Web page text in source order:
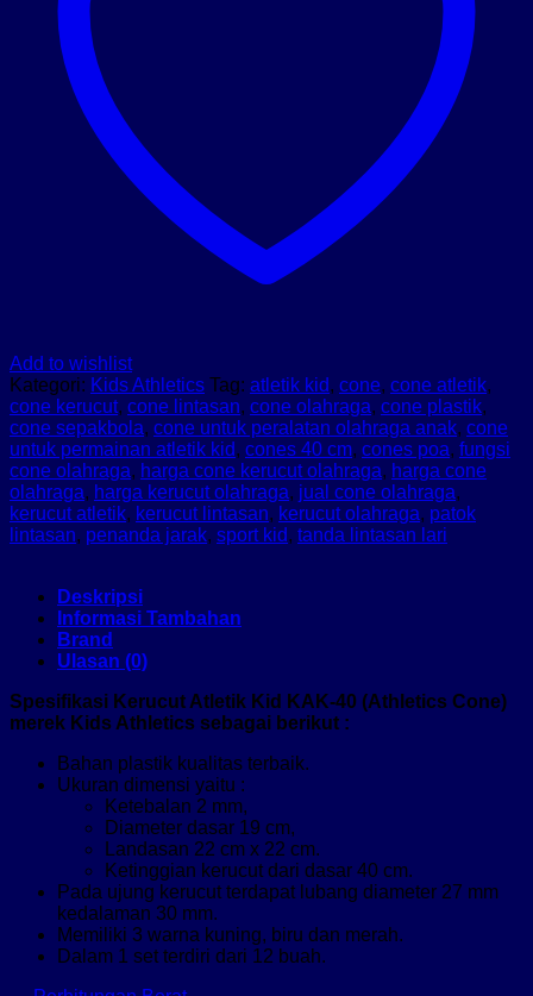
Add to wishlist
Kategori: Kids Athletics Tag: atletik kid, cone, cone atletik,
cone kerucut, cone lintasan, cone olahraga, cone plastik,
cone sepakbola, cone untuk peralatan olahraga anak, cone
untuk permainan atletik kid, cones 40 cm, cones poa, fungsi
cone olahraga, harga cone kerucut olahraga, harga cone
olahraga, harga kerucut olahraga, jual cone olahraga,
kerucut atletik, kerucut lintasan, kerucut olahraga, patok
lintasan, penanda jarak, sport kid, tanda lintasan lari
Deskripsi
Informasi Tambahan
Brand
Ulasan (0)
Spesifikasi Kerucut Atletik Kid KAK-40 (Athletics Cone)
merek Kids Athletics sebagai berikut :
Bahan plastik kualitas terbaik.
Ukuran dimensi yaitu :
Ketebalan 2 mm,
Diameter dasar 19 cm,
Landasan 22 cm x 22 cm.
Ketinggian kerucut dari dasar 40 cm.
Pada ujung kerucut terdapat lubang diameter 27 mm
kedalaman 30 mm.
Memiliki 3 warna kuning, biru dan merah.
Dalam 1 set terdiri dari 12 buah.